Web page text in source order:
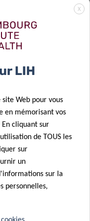
cancéreuses
échappent au
immunitaire
Projet
renforce son
soutien au
avec un
nouveau don
18 Fév 2025
Une
cancérologie
X
LIH
site Web pour vous
en mémorisant vos
cliquant sur
de TOUS les
sur
un
sur la
personnelles,